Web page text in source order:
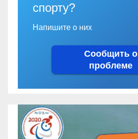
спорту?
Напишите о них
Сообщить о
проблеме